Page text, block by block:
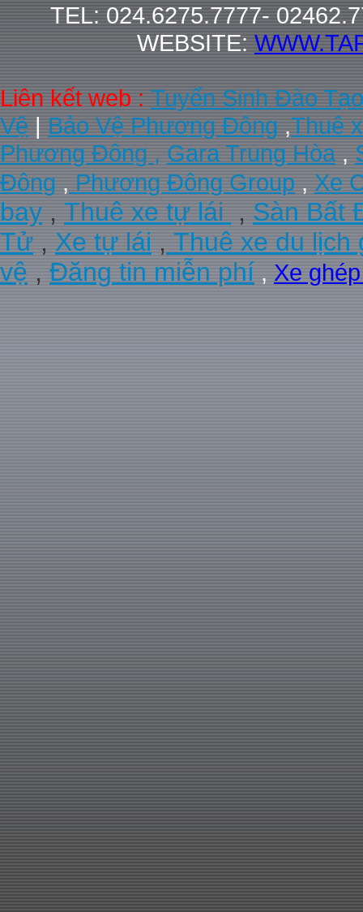
TEL: 024.6275.7777-
WEBSITE:
Liên kết web : Tuyển Sinh Đào Tạo
Vệ | Bảo Vệ Phương Đông ,Thuê
Phương Đông , Gara Trung Hòa ,
Đông , Phương Đông Group , Xe
bay , Thuê xe tự lái , Sàn Bất
Tử , Xe tự lái , Thuê xe du lịch
vệ , Đăng tin miễn phí , Xe